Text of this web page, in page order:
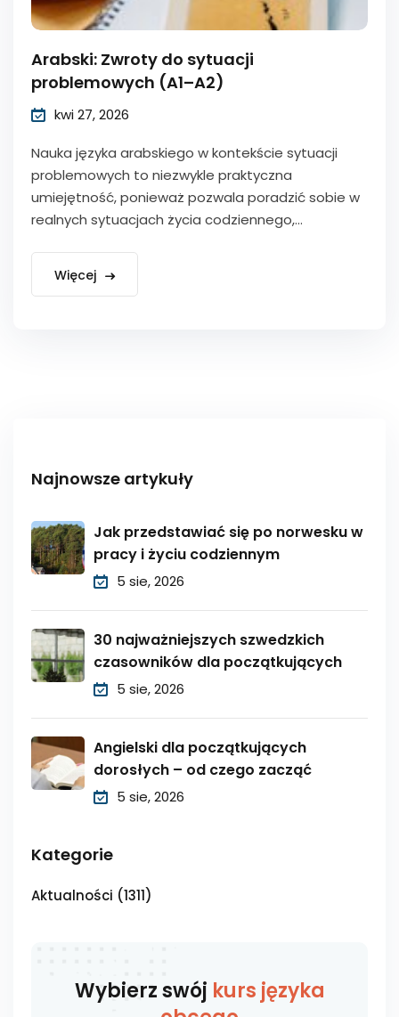
Arabski: Zwroty do sytuacji
problemowych (A1–A2)
kwi 27, 2026
Nauka języka arabskiego w kontekście sytuacji
problemowych to niezwykle praktyczna
umiejętność, ponieważ pozwala poradzić sobie w
realnych sytuacjach życia codziennego,...
Więcej
Najnowsze artykuły
Jak przedstawiać się po norwesku w
pracy i życiu codziennym
5 sie, 2026
30 najważniejszych szwedzkich
czasowników dla początkujących
5 sie, 2026
Angielski dla początkujących
dorosłych – od czego zacząć
5 sie, 2026
Kategorie
Aktualności (1311)
Wybierz swój kurs języka